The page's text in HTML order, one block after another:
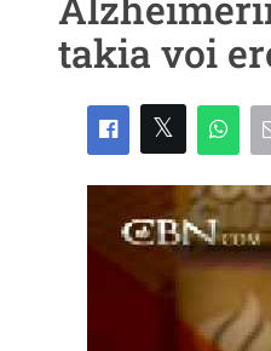
takia voi